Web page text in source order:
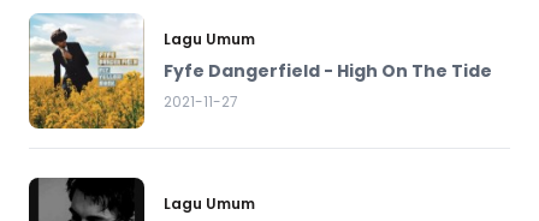
Lagu Umum
Fyfe Dangerfield - High On The Tide
2021-11-27
Lagu Umum